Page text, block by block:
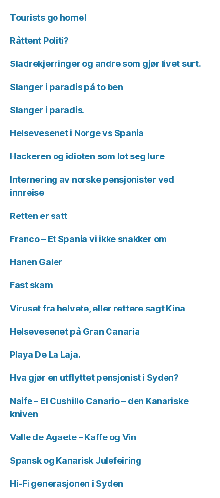
Tourists go home!
Råttent Politi?
Sladrekjerringer og andre som gjør livet surt.
Slanger i paradis på to ben
Slanger i paradis.
Helsevesenet i Norge vs Spania
Hackeren og idioten som lot seg lure
Internering av norske pensjonister ved
innreise
Retten er satt
Franco – Et Spania vi ikke snakker om
Hanen Galer
Fast skam
Viruset fra helvete, eller rettere sagt Kina
Helsevesenet på Gran Canaria
Playa De La Laja.
Hva gjør en utflyttet pensjonist i Syden?
Naife – El Cushillo Canario – den Kanariske
kniven
Valle de Agaete – Kaffe og Vin
Spansk og Kanarisk Julefeiring
Hi-Fi generasjonen i Syden